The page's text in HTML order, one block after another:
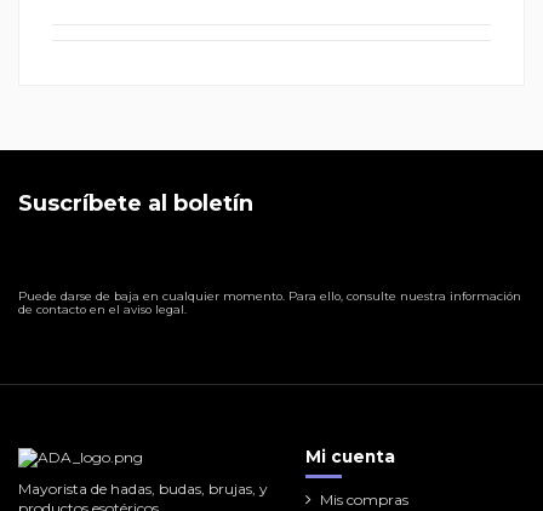
Suscríbete al boletín
Puede darse de baja en cualquier momento. Para ello, consulte nuestra información
de contacto en el aviso legal.
Mayorista de hadas, budas, brujas, y
Mi cuenta
Mis compras